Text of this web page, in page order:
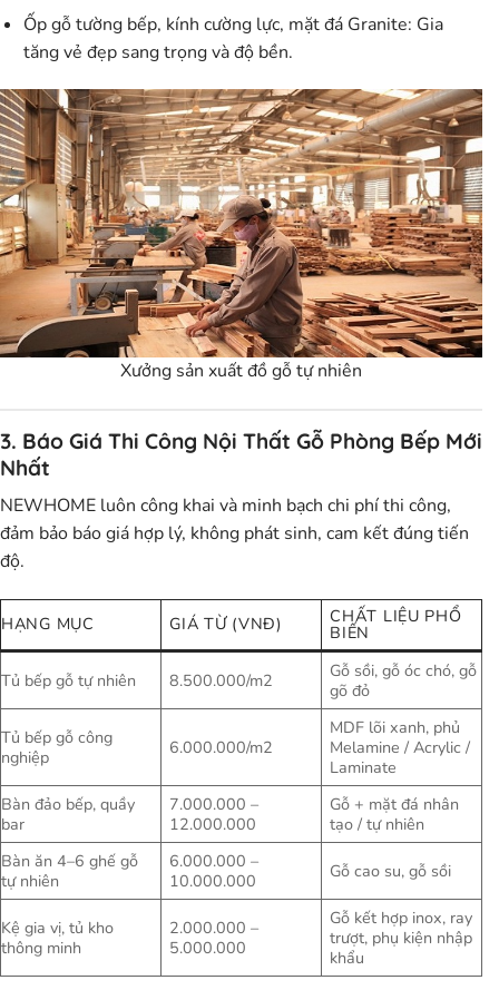
Ốp gỗ tường bếp, kính cường lực, mặt đá Granite: Gia
tăng vẻ đẹp sang trọng và độ bền.
Xưởng sản xuất đồ gỗ tự nhiên
3. Báo Giá Thi Công Nội Thất Gỗ Phòng Bếp Mới
Nhất
NEWHOME luôn công khai và minh bạch chi phí thi công,
đảm bảo báo giá hợp lý, không phát sinh, cam kết đúng tiến
độ.
HẠNG MỤC GIÁ TỪ (VNĐ) CHẤT LIỆU PHỔ
BIẾN
Tủ bếp gỗ tự nhiên 8.500.000/m2
Gỗ sồi, gỗ óc chó, gỗ
gõ đỏ
Tủ bếp gỗ công
nghiệp
6.000.000/m2
MDF lõi xanh, phủ
Melamine / Acrylic /
Laminate
Bàn đảo bếp, quầy
bar
7.000.000 –
12.000.000
Gỗ + mặt đá nhân
tạo / tự nhiên
Bàn ăn 4–6 ghế gỗ
tự nhiên
6.000.000 –
10.000.000
Gỗ cao su, gỗ sồi
Kệ gia vị, tủ kho
thông minh
2.000.000 –
5.000.000
Gỗ kết hợp inox, ray
trượt, phụ kiện nhập
khẩu